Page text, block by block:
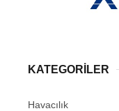
KATEGORİLER
Havacılık